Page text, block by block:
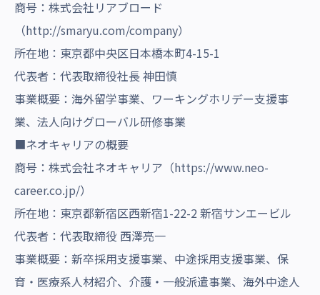
商号：株式会社リアブロード
（http://smaryu.com/company）
所在地：東京都中央区日本橋本町4-15-1
代表者：代表取締役社長 神田慎
事業概要：海外留学事業、ワーキングホリデー支援事
業、法人向けグローバル研修事業
■ネオキャリアの概要
商号：株式会社ネオキャリア（https://www.neo-
career.co.jp/）
所在地：東京都新宿区西新宿1-22-2 新宿サンエービル
代表者：代表取締役 西澤亮一
事業概要：新卒採用支援事業、中途採用支援事業、保
育・医療系人材紹介、介護・一般派遣事業、海外中途人